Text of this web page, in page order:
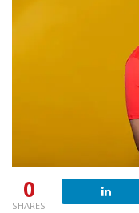
0
SHARES